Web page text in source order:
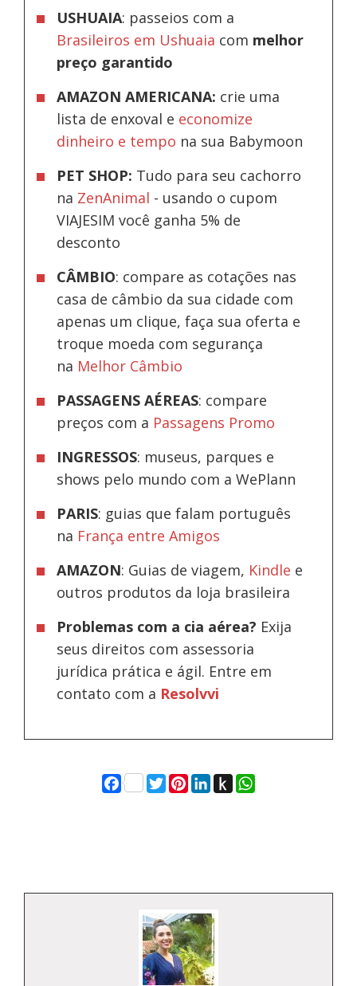
USHUAIA: passeios com a
Brasileiros em Ushuaia com melhor
preço garantido
AMAZON AMERICANA: crie uma
lista de enxoval e economize
dinheiro e tempo na sua Babymoon
PET SHOP: Tudo para seu cachorro
na ZenAnimal - usando o cupom
VIAJESIM você ganha 5% de
desconto
CÂMBIO: compare as cotações nas
casa de câmbio da sua cidade com
apenas um clique, faça sua oferta e
troque moeda com segurança
na Melhor Câmbio
PASSAGENS AÉREAS: compare
preços com a Passagens Promo
INGRESSOS: museus, parques e
shows pelo mundo com a WePlann
PARIS: guias que falam português
na França entre Amigos
AMAZON: Guias de viagem, Kindle e
outros produtos da loja brasileira
Problemas com a cia aérea? Exija
seus direitos com assessoria
jurídica prática e ágil. Entre em
contato com a Resolvvi
Facebook
Twitter
Pinterest
LinkedIn
Push
to
WhatsApp